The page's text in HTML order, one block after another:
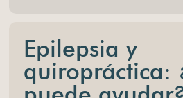
Epilepsia y
quiropráctica: